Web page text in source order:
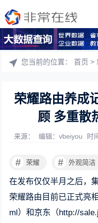
您当前的位置：首页 >
荣耀路由养成
顾 多重散
来源： 编辑：vbeiyou 时
# 荣耀 # 外观简洁
在发布仅仅半月之后，
荣耀路由目前已正式亮
ml）和京东（http://